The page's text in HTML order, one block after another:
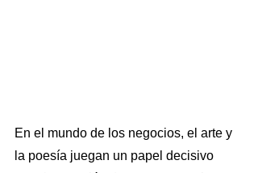
En el mundo de los negocios, el arte y
la poesía juegan un papel decisivo